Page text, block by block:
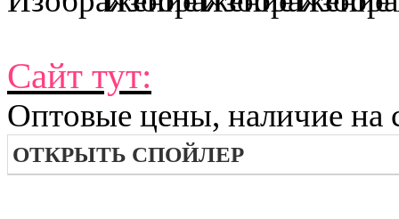
Сайт тут:
Оптовые цены, наличие на
ОТКРЫТЬ СПОЙЛЕР